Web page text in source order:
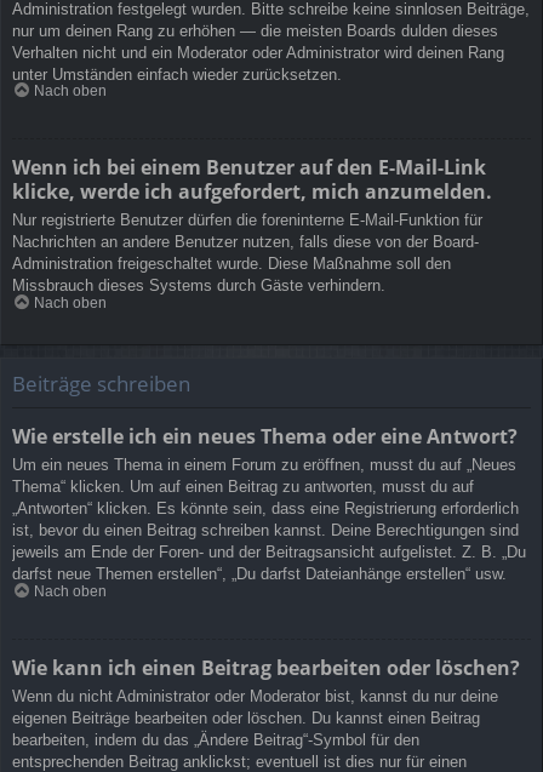
Administration festgelegt wurden. Bitte schreibe keine sinnlosen Beiträge,
nur um deinen Rang zu erhöhen — die meisten Boards dulden dieses
Verhalten nicht und ein Moderator oder Administrator wird deinen Rang
unter Umständen einfach wieder zurücksetzen.
Nach oben
Wenn ich bei einem Benutzer auf den E-Mail-Link
klicke, werde ich aufgefordert, mich anzumelden.
Nur registrierte Benutzer dürfen die foreninterne E-Mail-Funktion für
Nachrichten an andere Benutzer nutzen, falls diese von der Board-
Administration freigeschaltet wurde. Diese Maßnahme soll den
Missbrauch dieses Systems durch Gäste verhindern.
Nach oben
Beiträge schreiben
Wie erstelle ich ein neues Thema oder eine Antwort?
Um ein neues Thema in einem Forum zu eröffnen, musst du auf „Neues
Thema“ klicken. Um auf einen Beitrag zu antworten, musst du auf
„Antworten“ klicken. Es könnte sein, dass eine Registrierung erforderlich
ist, bevor du einen Beitrag schreiben kannst. Deine Berechtigungen sind
jeweils am Ende der Foren- und der Beitragsansicht aufgelistet. Z. B. „Du
darfst neue Themen erstellen“, „Du darfst Dateianhänge erstellen“ usw.
Nach oben
Wie kann ich einen Beitrag bearbeiten oder löschen?
Wenn du nicht Administrator oder Moderator bist, kannst du nur deine
eigenen Beiträge bearbeiten oder löschen. Du kannst einen Beitrag
bearbeiten, indem du das „Ändere Beitrag“-Symbol für den
entsprechenden Beitrag anklickst; eventuell ist dies nur für einen